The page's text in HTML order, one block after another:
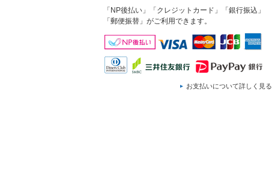
「NP後払い」「クレジットカード」「銀行振込」
「郵便振替」がご利用できます。
お支払いについて詳しく見る